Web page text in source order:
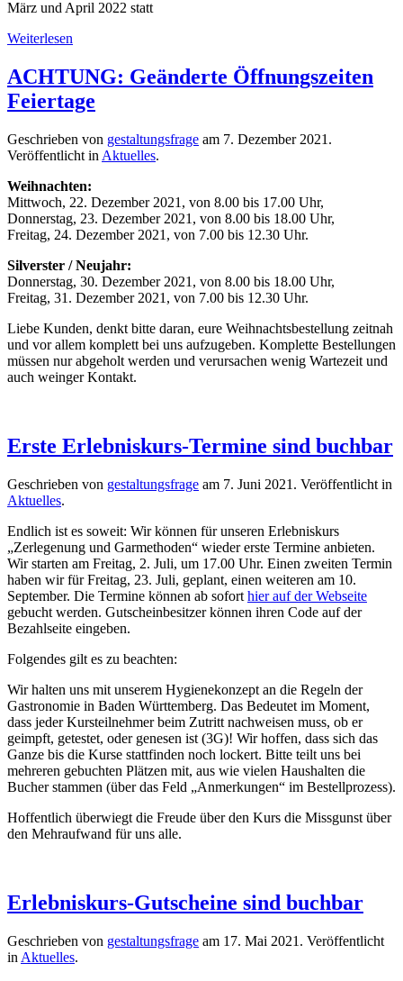
März und April 2022 statt
Weiterlesen
ACHTUNG: Geänderte Öffnungszeiten
Feiertage
Geschrieben von gestaltungsfrage am 7. Dezember 2021 .
Veröffentlicht in Aktuelles.
Weihnachten:
Mittwoch, 22. Dezember 2021, von 8.00 bis 17.00 Uhr,
Donnerstag, 23. Dezember 2021, von 8.00 bis 18.00 Uhr,
Freitag, 24. Dezember 2021, von 7.00 bis 12.30 Uhr.
Silverster / Neujahr:
Donnerstag, 30. Dezember 2021, von 8.00 bis 18.00 Uhr,
Freitag, 31. Dezember 2021, von 7.00 bis 12.30 Uhr.
Liebe Kunden, denkt bitte daran, eure Weihnachtsbestellung zeitnah
und vor allem komplett bei uns aufzugeben. Komplette Bestellungen
müssen nur abgeholt werden und verursachen wenig Wartezeit und
auch weinger Kontakt.
Erste Erlebniskurs-Termine sind buchbar
Geschrieben von gestaltungsfrage am 7. Juni 2021 . Veröffentlicht in
Aktuelles.
Endlich ist es soweit: Wir können für unseren Erlebniskurs
„Zerlegenung und Garmethoden“ wieder erste Termine anbieten.
Wir starten am Freitag, 2. Juli, um 17.00 Uhr. Einen zweiten Termin
haben wir für Freitag, 23. Juli, geplant, einen weiteren am 10.
September. Die Termine können ab sofort hier auf der Webseite
gebucht werden. Gutscheinbesitzer können ihren Code auf der
Bezahlseite eingeben.
Folgendes gilt es zu beachten:
Wir halten uns mit unserem Hygienekonzept an die Regeln der
Gastronomie in Baden Württemberg. Das Bedeutet im Moment,
dass jeder Kursteilnehmer beim Zutritt nachweisen muss, ob er
geimpft, getestet, oder genesen ist (3G)! Wir hoffen, dass sich das
Ganze bis die Kurse stattfinden noch lockert. Bitte teilt uns bei
mehreren gebuchten Plätzen mit, aus wie vielen Haushalten die
Bucher stammen (über das Feld „Anmerkungen“ im Bestellprozess).
Hoffentlich überwiegt die Freude über den Kurs die Missgunst über
den Mehraufwand für uns alle.
Erlebniskurs-Gutscheine sind buchbar
Geschrieben von gestaltungsfrage am 17. Mai 2021 . Veröffentlicht
in Aktuelles.